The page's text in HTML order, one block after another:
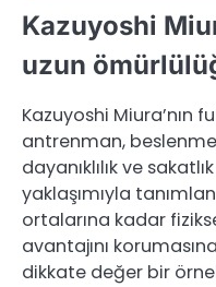
Kazuyoshi
uzun
Kazuyoshi Miura’nın
antrenman,
dayanıklılık ve
yaklaşımıyla
ortalarına kadar
avantajını
dikkate değer bir